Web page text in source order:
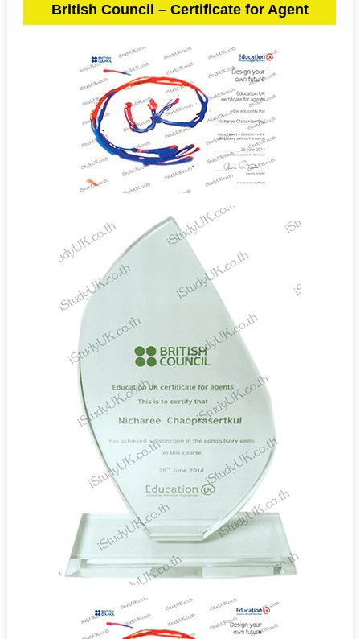
British Council – Certificate for Agent